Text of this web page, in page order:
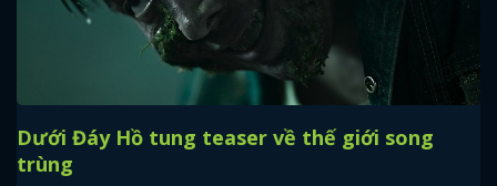
Dưới Đáy Hồ tung teaser về thế giới song
trùng